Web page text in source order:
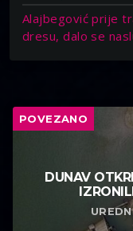
Alajbegović prije
dresu, dalo se
POVEZANO
DUNAV